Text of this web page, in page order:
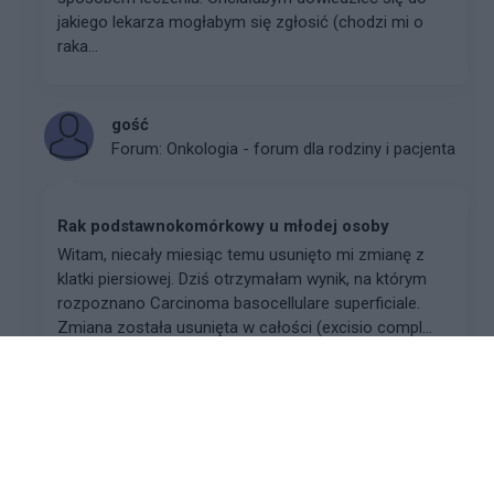
jakiego lekarza mogłabym się zgłosić (chodzi mi o
raka...
gość
Forum: Onkologia - forum dla rodziny i pacjenta
Rak podstawnokomórkowy u młodej osoby
Witam, niecały miesiąc temu usunięto mi zmianę z
klatki piersiowej. Dziś otrzymałam wynik, na którym
rozpoznano Carcinoma basocellulare superficiale.
Zmiana została usunięta w całości (excisio compl...